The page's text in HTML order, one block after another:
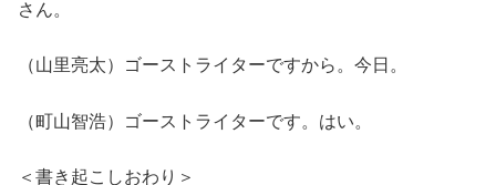
さん。
（山里亮太）ゴーストライターですから。今日。
（町山智浩）ゴーストライターです。はい。
＜書き起こしおわり＞